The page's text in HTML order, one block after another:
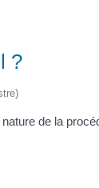
?
de la